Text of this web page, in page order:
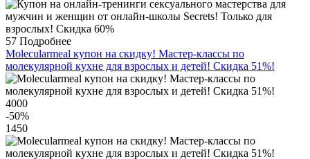
57 Подробнее
Molecularmeal купон на скидку! Мастер-классы по
молекулярной кухне для взрослых и детей! Скидка 51%!
4000
-50%
1450